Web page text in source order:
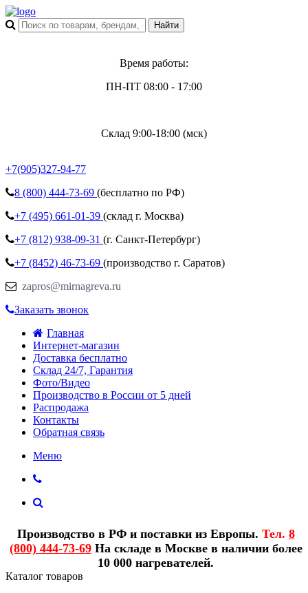
Время работы:
ПН-ПТ 08:00 - 17:00
Склад 9:00-18:00 (мск)
+7(905)327-94-77
8 (800) 444-73-69 (бесплатно по РФ)
+7 (495) 661-01-39 (склад г. Москва)
+7 (812) 938-09-31 (г. Санкт-Петербург)
+7 (8452) 46-73-69 (производство г. Саратов)
zapros@mirnagreva.ru
Заказать звонок
Главная
Интернет-магазин
Доставка бесплатно
Склад 24/7, Гарантия
Фото/Видео
Производство в России от 5 дней
Распродажа
Контакты
Обратная связь
Меню
Производство в РФ и поставки из Европы. Тел. 8
(800) 444-73-69На складе в Москве в наличии более
10 000 нагревателей.
Каталог товаров